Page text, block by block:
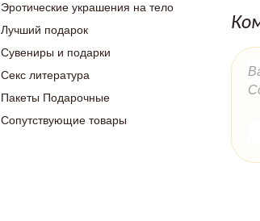
Эротические украшения на тело
Лучший подарок
Сувениры и подарки
Секс литература
Пакеты Подарочные
Сопутствующие товары